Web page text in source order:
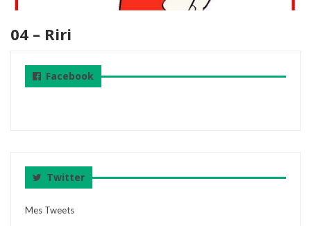
04 – Riri
Facebook
Twitter
Mes Tweets